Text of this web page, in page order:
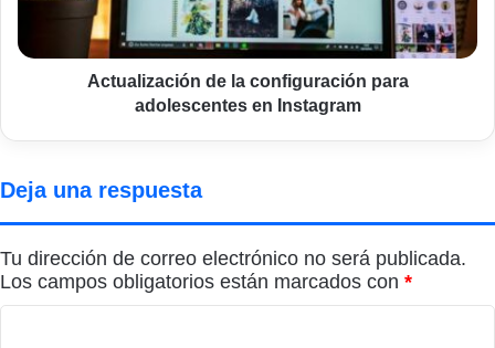
Instagram
Actualización de la configuración para
adolescentes en Instagram
Deja una respuesta
Tu dirección de correo electrónico no será publicada.
Los campos obligatorios están marcados con *